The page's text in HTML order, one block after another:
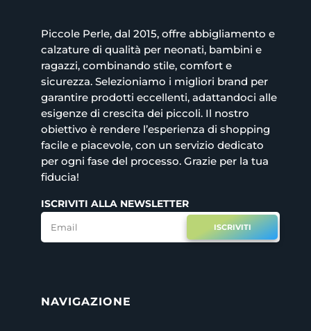
Piccole Perle, dal 2015, offre abbigliamento e
calzature di qualità per neonati, bambini e
ragazzi, combinando stile, comfort e
sicurezza. Selezioniamo i migliori brand per
garantire prodotti eccellenti, adattandoci alle
esigenze di crescita dei piccoli. Il nostro
obiettivo è rendere l’esperienza di shopping
facile e piacevole, con un servizio dedicato
per ogni fase del processo. Grazie per la tua
fiducia!
ISCRIVITI ALLA NEWSLETTER
ISCRIVITI
NAVIGAZIONE